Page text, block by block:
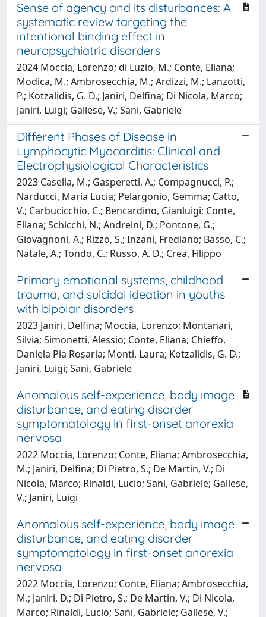
Sense of agency and its disturbances: A
systematic review targeting the
intentional binding effect in
neuropsychiatric disorders
2024 Moccia, Lorenzo; di Luzio, M.; Conte, Eliana;
Modica, M.; Ambrosecchia, M.; Ardizzi, M.; Lanzotti,
P.; Kotzalidis, G. D.; Janiri, Delfina; Di Nicola, Marco;
Janiri, Luigi; Gallese, V.; Sani, Gabriele
Different Phases of Disease in
Lymphocytic Myocarditis: Clinical and
Electrophysiological Characteristics
2023 Casella, M.; Gasperetti, A.; Compagnucci, P.;
Narducci, Maria Lucia; Pelargonio, Gemma; Catto,
V.; Carbucicchio, C.; Bencardino, Gianluigi; Conte,
Eliana; Schicchi, N.; Andreini, D.; Pontone, G.;
Giovagnoni, A.; Rizzo, S.; Inzani, Frediano; Basso, C.;
Natale, A.; Tondo, C.; Russo, A. D.; Crea, Filippo
Primary emotional systems, childhood
trauma, and suicidal ideation in youths
with bipolar disorders
2023 Janiri, Delfina; Moccia, Lorenzo; Montanari,
Silvia; Simonetti, Alessio; Conte, Eliana; Chieffo,
Daniela Pia Rosaria; Monti, Laura; Kotzalidis, G. D.;
Janiri, Luigi; Sani, Gabriele
Anomalous self-experience, body image
disturbance, and eating disorder
symptomatology in first-onset anorexia
nervosa
2022 Moccia, Lorenzo; Conte, Eliana; Ambrosecchia,
M.; Janiri, Delfina; Di Pietro, S.; De Martin, V.; Di
Nicola, Marco; Rinaldi, Lucio; Sani, Gabriele; Gallese,
V.; Janiri, Luigi
Anomalous self-experience, body image
disturbance, and eating disorder
symptomatology in first-onset anorexia
nervosa
2022 Moccia, Lorenzo; Conte, Eliana; Ambrosecchia,
M.; Janiri, D.; Di Pietro, S.; De Martin, V.; Di Nicola,
Marco; Rinaldi, Lucio; Sani, Gabriele; Gallese, V.;